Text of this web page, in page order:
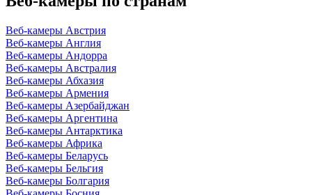
Веб-камеры Австрия
Веб-камеры Англия
Веб-камеры Андорра
Веб-камеры Австралия
Веб-камеры Абхазия
Веб-камеры Армения
Веб-камеры Азербайджан
Веб-камеры Аргентина
Веб-камеры Антарктика
Веб-камеры Африка
Веб-камеры Беларусь
Веб-камеры Бельгия
Веб-камеры Болгария